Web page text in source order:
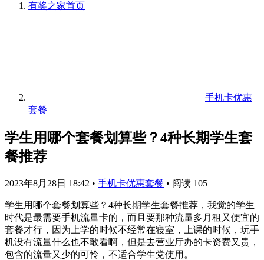
有奖之家首页
手机卡优惠
套餐
学生用哪个套餐划算些？4种长期学生套
餐推荐
2023年8月28日 18:42 • 手机卡优惠套餐 • 阅读 105
学生用哪个套餐划算些？4种长期学生套餐推荐，我觉的学生
时代是最需要手机流量卡的，而且要那种流量多月租又便宜的
套餐才行，因为上学的时候不经常在寝室，上课的时候，玩手
机没有流量什么也不敢看啊，但是去营业厅办的卡资费又贵，
包含的流量又少的可怜，不适合学生党使用。